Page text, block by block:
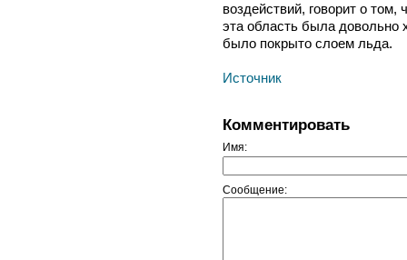
воздействий, говорит о том,
эта область была довольно
было покрыто слоем льда.
Источник
Комментировать
Имя:
Сообщение: